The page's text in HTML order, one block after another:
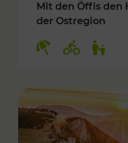
Mit den Öffis den
der Ostregion